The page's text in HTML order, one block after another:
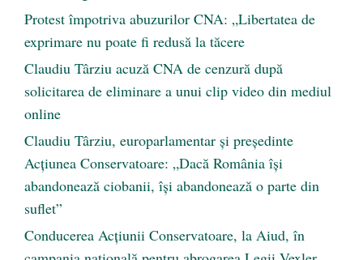
Protest împotriva abuzurilor CNA: „Libertatea de
exprimare nu poate fi redusă la tăcere
Claudiu Târziu acuză CNA de cenzură după
solicitarea de eliminare a unui clip video din mediul
online
Claudiu Târziu, europarlamentar și președinte
Acțiunea Conservatoare: „Dacă România își
abandonează ciobanii, își abandonează o parte din
suflet”
Conducerea Acțiunii Conservatoare, la Aiud, în